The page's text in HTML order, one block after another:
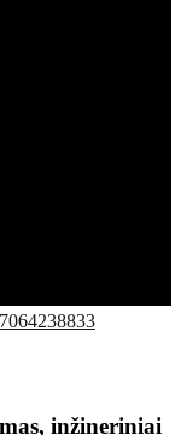
inžineriniai